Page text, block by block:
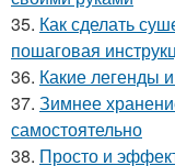
35. Как сделать
пошаговая
36. Какие легенды
37. Зимнее
самостоятельно
38. Просто и